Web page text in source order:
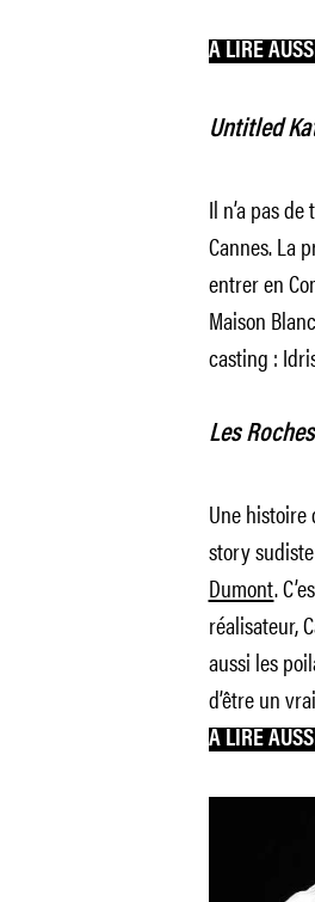
A LIRE
Untitled
Il n’a pas
Cannes. La
entrer en
Maison
casting :
Les
Une histoire
story
Dumont.
réalisateur,
aussi les
d’être un
A LIRE